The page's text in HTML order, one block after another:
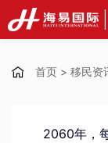
首页 > 移民资
2060年，